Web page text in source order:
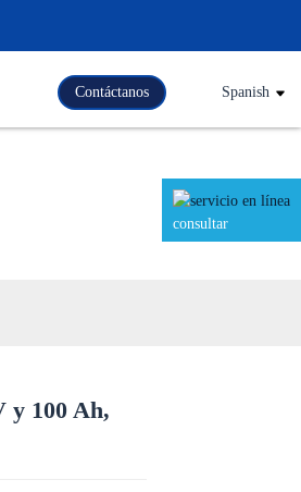
Contáctanos Spanish
consultar
y 100 Ah,